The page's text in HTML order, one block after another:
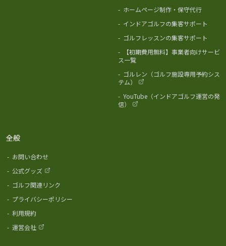
- ホームページ制作・保守代行
- インドアゴルフの集客サポート
- ゴルフレッスンの集客サポート
-
【初期費用無料】事業者向けサービ
ス一覧
- ゴルレン（ゴルフ施設専用予約シス
テム）
- YouTube（インドアゴルフ運営の発
信）
全般
- お問い合わせ
- 公式グッズ
- ゴルフ関連リンク
- プライバシーポリシー
- 利用規約
- 運営会社